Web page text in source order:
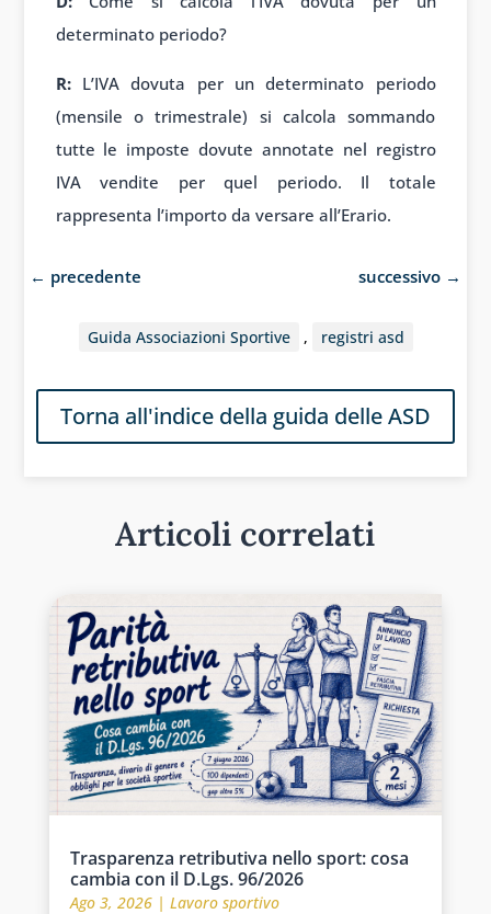
determinato periodo?
R:L’IVA dovuta per un determinato periodo
(mensile o trimestrale) si calcola sommando
tutte le imposte dovute annotate nel registro
IVA vendite per quel periodo. Il totale
rappresenta l’importo da versare all’Erario.
← precedente successivo →
Guida Associazioni Sportive , registri asd
Torna all'indice della guida delle ASD
Articoli correlati
Trasparenza retributiva nello sport: cosa
cambia con il D.Lgs. 96/2026
Ago 3, 2026| Lavoro sportivo